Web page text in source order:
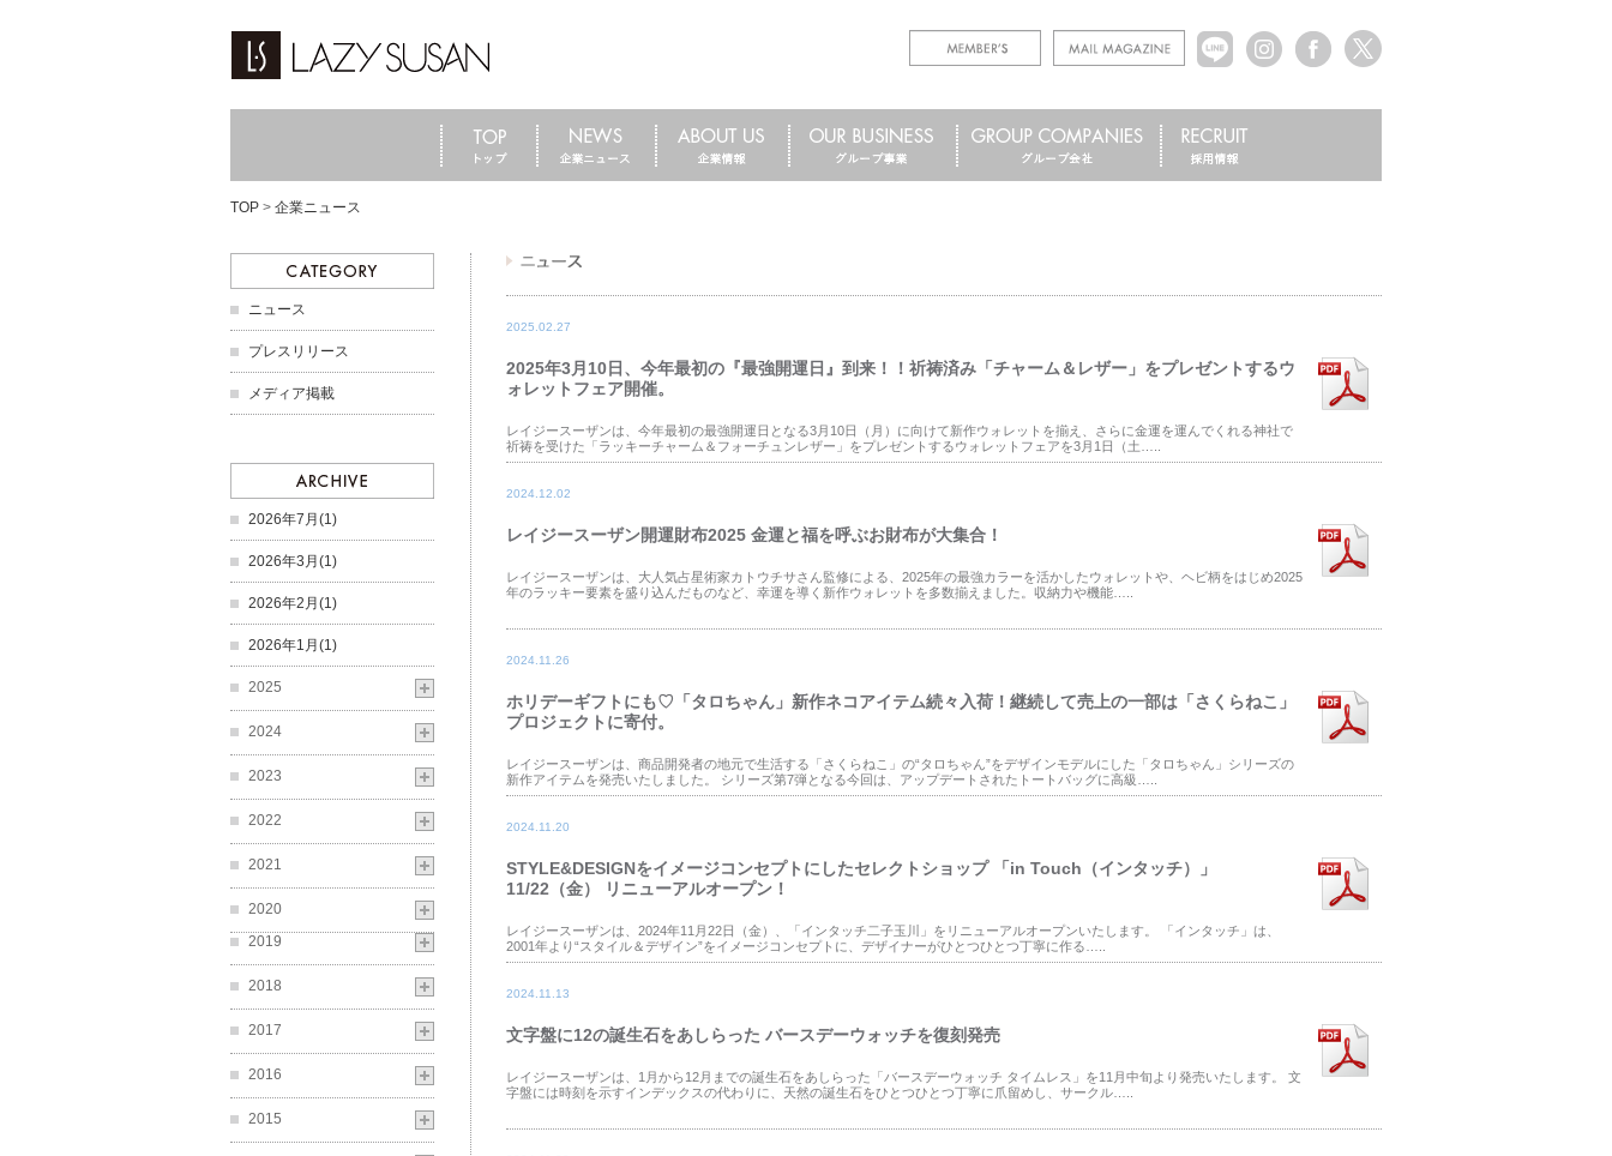
TOP > 企業ニュース
ニュース
プレスリリース
メディア掲載
2026年7月(1)
2026年3月(1)
2026年2月(1)
2026年1月(1)
2025
2024
2023
2022
2021
2020
2019
2018
2017
2016
2015
2025.02.27
2025年3月10日、今年最初の『最強開運日』到来！！祈祷済み「チャーム＆レザー」をプレゼントするウ
ォレットフェア開催。
レイジースーザンは、今年最初の最強開運日となる3月10日（月）に向けて新作ウォレットを揃え、さらに金運を運んでくれる神社で
祈祷を受けた「ラッキーチャーム＆フォーチュンレザー」をプレゼントするウォレットフェアを3月1日（土…..
2024.12.02
レイジースーザン開運財布2025 金運と福を呼ぶお財布が大集合！
レイジースーザンは、大人気占星術家カトウチサさん監修による、2025年の最強カラーを活かしたウォレットや、ヘビ柄をはじめ2025
年のラッキー要素を盛り込んだものなど、幸運を導く新作ウォレットを多数揃えました。収納力や機能…..
2024.11.26
ホリデーギフトにも♡「タロちゃん」新作ネコアイテム続々入荷！継続して売上の一部は「さくらねこ」
プロジェクトに寄付。
レイジースーザンは、商品開発者の地元で生活する「さくらねこ」の“タロちゃん”をデザインモデルにした「タロちゃん」シリーズの
新作アイテムを発売いたしました。 シリーズ第7弾となる今回は、アップデートされたトートバッグに高級…..
2024.11.20
STYLE&DESIGNをイメージコンセプトにしたセレクトショップ 「in Touch（インタッチ）」
11/22（金） リニューアルオープン！
レイジースーザンは、2024年11月22日（金）、「インタッチ二子玉川」をリニューアルオープンいたします。 「インタッチ」は、
2001年より“スタイル＆デザイン”をイメージコンセプトに、デザイナーがひとつひとつ丁寧に作る…..
2024.11.13
文字盤に12の誕生石をあしらった バースデーウォッチを復刻発売
レイジースーザンは、1月から12月までの誕生石をあしらった「バースデーウォッチ タイムレス」を11月中旬より発売いたします。 文
字盤には時刻を示すインデックスの代わりに、天然の誕生石をひとつひとつ丁寧に爪留めし、サークル…..